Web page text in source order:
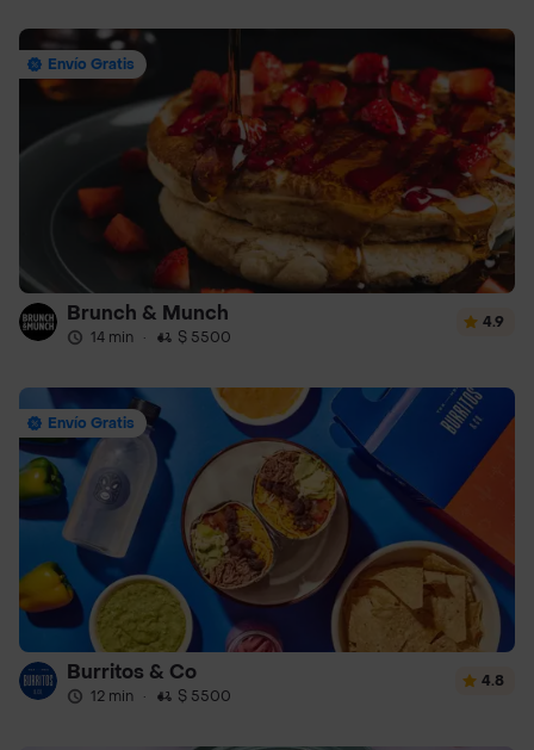
Envío Gratis
Brunch & Munch
14 min · $ 5500
4.9
Envío Gratis
Burritos & Co
12 min · $ 5500
4.8